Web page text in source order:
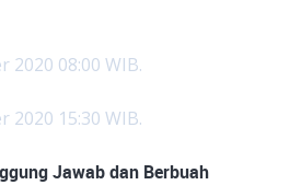
2020 08:00 WIB.
2020 15:30 WIB.
Jawab dan Berbuah